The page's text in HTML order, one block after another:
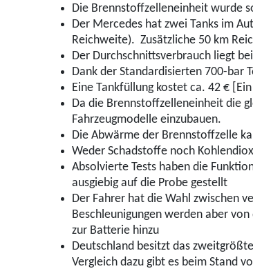
Die Brennstoffzelleneinheit wurde
Der Mercedes hat zwei Tanks im
Reichweite). Zusätzliche 50 km
Der Durchschnittsverbrauch liegt
Dank der Standardisierten 700-bar
Eine Tankfüllung kostet ca. 42 €
Da die Brennstoffzelleneinheit die
Fahrzeugmodelle einzubauen.
Die Abwärme der Brennstoffzelle
Weder Schadstoffe noch
Absolvierte Tests haben die
ausgiebig auf die Probe gestellt
Der Fahrer hat die Wahl zwischen
Beschleunigungen werden aber
zur Batterie hinzu
Deutschland besitzt das
Vergleich dazu gibt es beim Stand